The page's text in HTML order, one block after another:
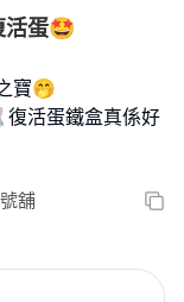
活蛋🤩
寶🤭
活蛋鐵盒真係好
舖